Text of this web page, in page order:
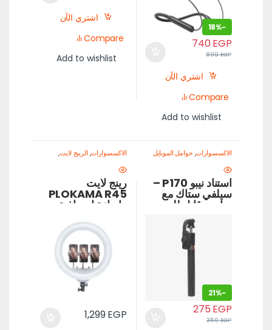
-
18%
740EGP
899EGP
اشتري الآن
Compare
Add to wishlist
اشتري الآن
Compare
Add to wishlist
الاكسسوارات, حوامل الموبايل
والترايبود,معدات تصوير
الموبايل-اصنع محتواك باحتراف
استناد نيبو P170 –
سيلفي ستاك مع
ترايبود قابل للتمديد
وتحكم بلوتوث
-
21%
275 EGP
350EGP
الاكسسوارات, الرينج لايت,
معدات تصوير الموبايل-اصنع
محتواك باحتراف
رينج لايت
PLOKAMA R45
وإضاءة احترافية
1,299EGP